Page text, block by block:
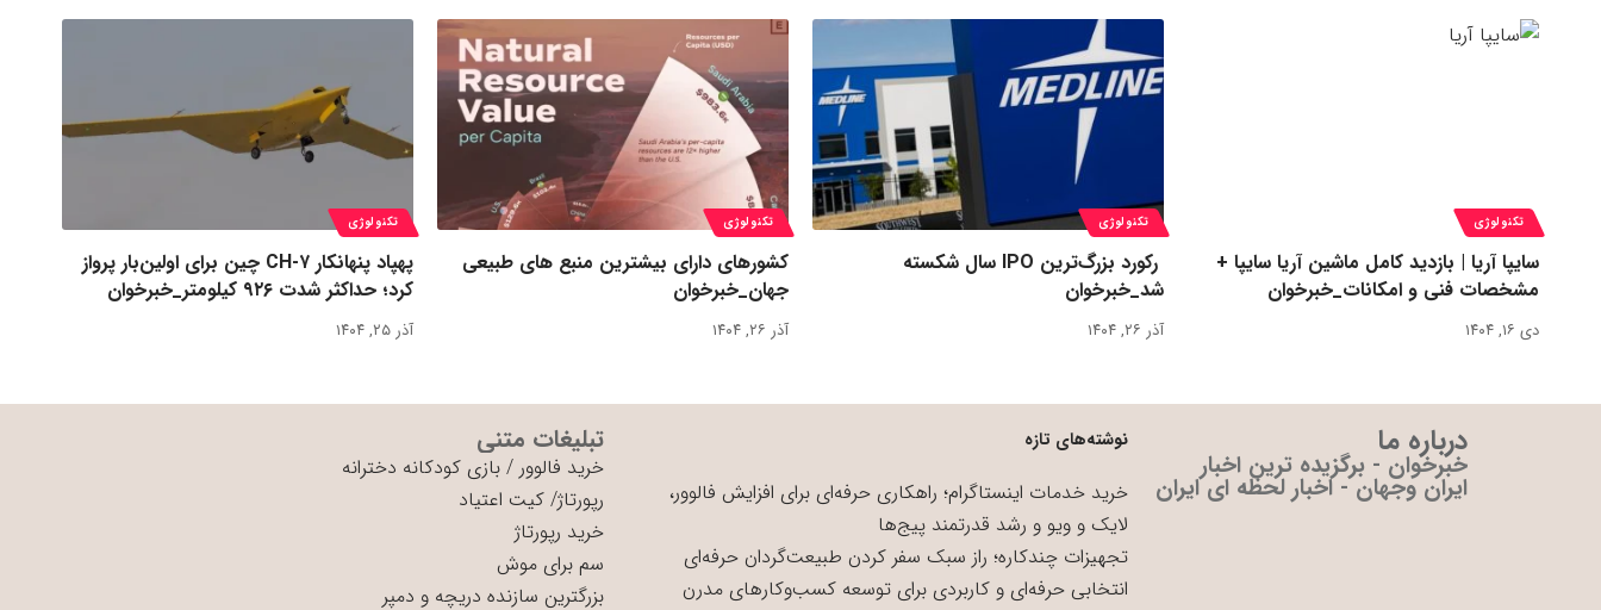
تکنولوژی
سایپا آریا | بازدید کامل ماشین آریا سایپا +
مشخصات فنی و امکانات_خبرخوان
دی ۱۶, ۱۴۰۴
تکنولوژی
رکورد بزرگ‌ترین IPO سال شکسته
شد_خبرخوان
آذر ۲۶, ۱۴۰۴
تکنولوژی
کشورهای دارای بیشترین منبع های طبیعی
جهان_خبرخوان
آذر ۲۶, ۱۴۰۴
تکنولوژی
پهپاد پنهانکار CH-۷ چین برای اولین‌بار پرواز
کرد؛ حداکثر شدت ۹۲۶ کیلومتر_خبرخوان
آذر ۲۵, ۱۴۰۴
درباره ما
خبرخوان - برگزیده ترین اخبار
ایران وجهان - اخبار لحظه ای ایران
نوشته‌های تازه
خرید خدمات اینستاگرام؛ راهکاری حرفه‌ای برای افزایش فالوور،
لایک و ویو و رشد قدرتمند پیج‌ها
تجهیزات چندکاره؛ راز سبک سفر کردن طبیعت‌گردان حرفه‌ای
انتخابی حرفه‌ای و کاربردی برای توسعه کسب‌وکارهای مدرن
تبلیغات متنی
خرید فالوور /بازی کودکانه دخترانه
رپورتاژ/کیت اعتیاد
خرید رپورتاژ
سم برای موش
بزرگترین سازنده دریچه و دمپر